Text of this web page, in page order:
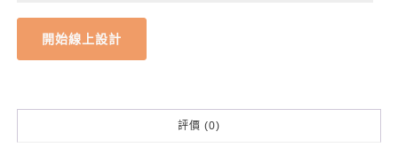
開始線上設計
評價 (0)